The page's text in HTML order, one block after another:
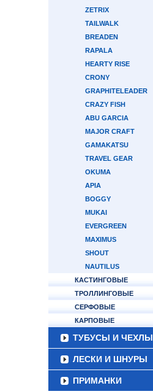
ZETRIX
TAILWALK
BREADEN
RAPALA
HEARTY RISE
CRONY
GRAPHITELEADER
CRAZY FISH
ABU GARCIA
MAJOR CRAFT
GAMAKATSU
TRAVEL GEAR
OKUMA
APIA
BOGGY
MUKAI
EVERGREEN
MAXIMUS
SHOUT
NAUTILUS
КАСТИНГОВЫЕ
ТРОЛЛИНГОВЫЕ
СЕРФОВЫЕ
КАРПОВЫЕ
ТУБУСЫ И ЧЕХЛЫ
ЛЕСКИ И ШНУРЫ
ПРИМАНКИ